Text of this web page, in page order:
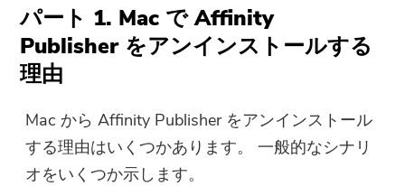
パート 1. Mac で Affinity
Publisher をアンインストールする
理由
Mac から Affinity Publisher をアンインストール
する理由はいくつかあります。 一般的なシナリ
オをいくつか示します。